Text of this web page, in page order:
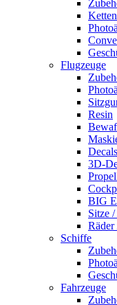
Flugzeuge
Resin
Decals
3D-
BIG
Sitze
Räder
Schiffe
Fahrzeuge